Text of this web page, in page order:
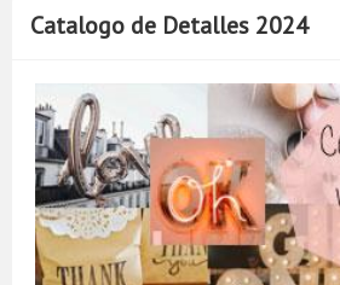
Catalogo de Detalles 2024